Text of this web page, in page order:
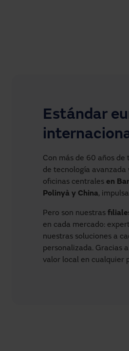
Estándar
Con más de 60 años
de tecnología avanzada
oficinas centrales en
Polinyà y China,
Pero son nuestras
en cada mercado:
nuestras soluciones a
personalizada. Gracias
valor local en cualquier